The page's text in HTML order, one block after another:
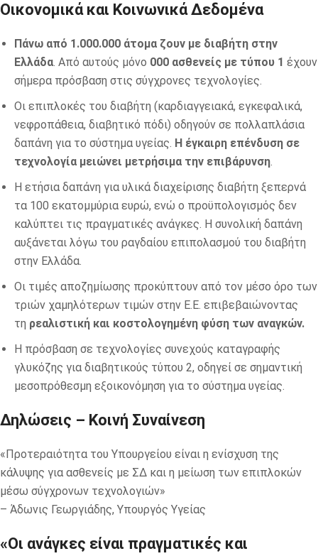
Οικονομικά και Κοινωνικά Δεδομένα
Πάνω από 1.000.000 άτομα ζουν με διαβήτη στην
Ελλάδα. Από αυτούς μόνο 000 ασθενείς με τύπου 1 έχουν
σήμερα πρόσβαση στις σύγχρονες τεχνολογίες.
Οι επιπλοκές του διαβήτη (καρδιαγγειακά, εγκεφαλικά,
νεφροπάθεια, διαβητικό πόδι) οδηγούν σε πολλαπλάσια
δαπάνη για το σύστημα υγείας. Η έγκαιρη επένδυση σε
τεχνολογία μειώνει μετρήσιμα την επιβάρυνση.
Η ετήσια δαπάνη για υλικά διαχείρισης διαβήτη ξεπερνά
τα 100 εκατομμύρια ευρώ, ενώ ο προϋπολογισμός δεν
καλύπτει τις πραγματικές ανάγκες. Η συνολική δαπάνη
αυξάνεται λόγω του ραγδαίου επιπολασμού του διαβήτη
στην Ελλάδα.
Οι τιμές αποζημίωσης προκύπτουν από τον μέσο όρο των
τριών χαμηλότερων τιμών στην Ε.Ε. επιβεβαιώνοντας
τη ρεαλιστική και κοστολογημένη φύση των αναγκών.
Η πρόσβαση σε τεχνολογίες συνεχούς καταγραφής
γλυκόζης για διαβητικούς τύπου 2, οδηγεί σε σημαντική
μεσοπρόθεσμη εξοικονόμηση για το σύστημα υγείας.
Δηλώσεις – Κοινή Συναίνεση
«Προτεραιότητα του Υπουργείου είναι η ενίσχυση της
κάλυψης για ασθενείς με ΣΔ και η μείωση των επιπλοκών
μέσω σύγχρονων τεχνολογιών»
– Άδωνις Γεωργιάδης, Υπουργός Υγείας
«Οι ανάγκες είναι πραγματικές και